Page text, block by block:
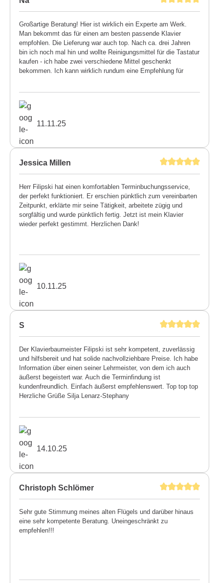
Großartige Beratung! Hier ist wirklich ein Experte am Werk.
Man bekommt das für einen am besten passende Klavier
empfohlen. Die Lieferung war auch top. Nach ca. drei Jahren
bin ich noch mal hin und wollte Reinigungsmittel für die Tastatur
kaufen - ich habe zwei verschiedene Mittel geschenkt
bekommen. Ich kann wirklich rundum eine Empfehlung für
11.11.25
Jessica Millen
Herr Filipski hat einen komfortablen Terminbuchungsservice,
der perfekt funktioniert. Er erschien pünktlich zum vereinbarten
Zeitpunkt, erklärte mir seine Tätigkeit, arbeitete zügig und
sorgfältig und wurde pünktlich fertig. Jetzt ist mein Klavier
wieder perfekt gestimmt. Herzlichen Dank!
10.11.25
S
Der Klavierbaumeister Filipski ist sehr kompetent, zuverlässig
und hilfsbereit und hat solide nachvollziehbare Preise. Ich habe
Information über einen seiner Lehrmeister, von dem ich auch
äußerst begeistert war. Auch die Terminfindung ist
kundenfreundlich. Einfach äußerst empfehlenswert. Top top top
Herzliche Grüße Silja Lenarz-Stephany
14.10.25
Christoph Schlömer
Sehr gute Stimmung meines alten Flügels und darüber hinaus
eine sehr kompetente Beratung. Uneingeschränkt zu
empfehlen!!!